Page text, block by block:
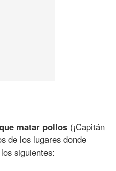
matar pollos (¡Capitán
de los lugares donde
siguientes: